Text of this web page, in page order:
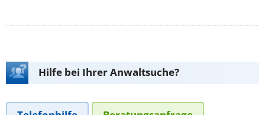
Hilfe bei Ihrer Anwaltsuche?